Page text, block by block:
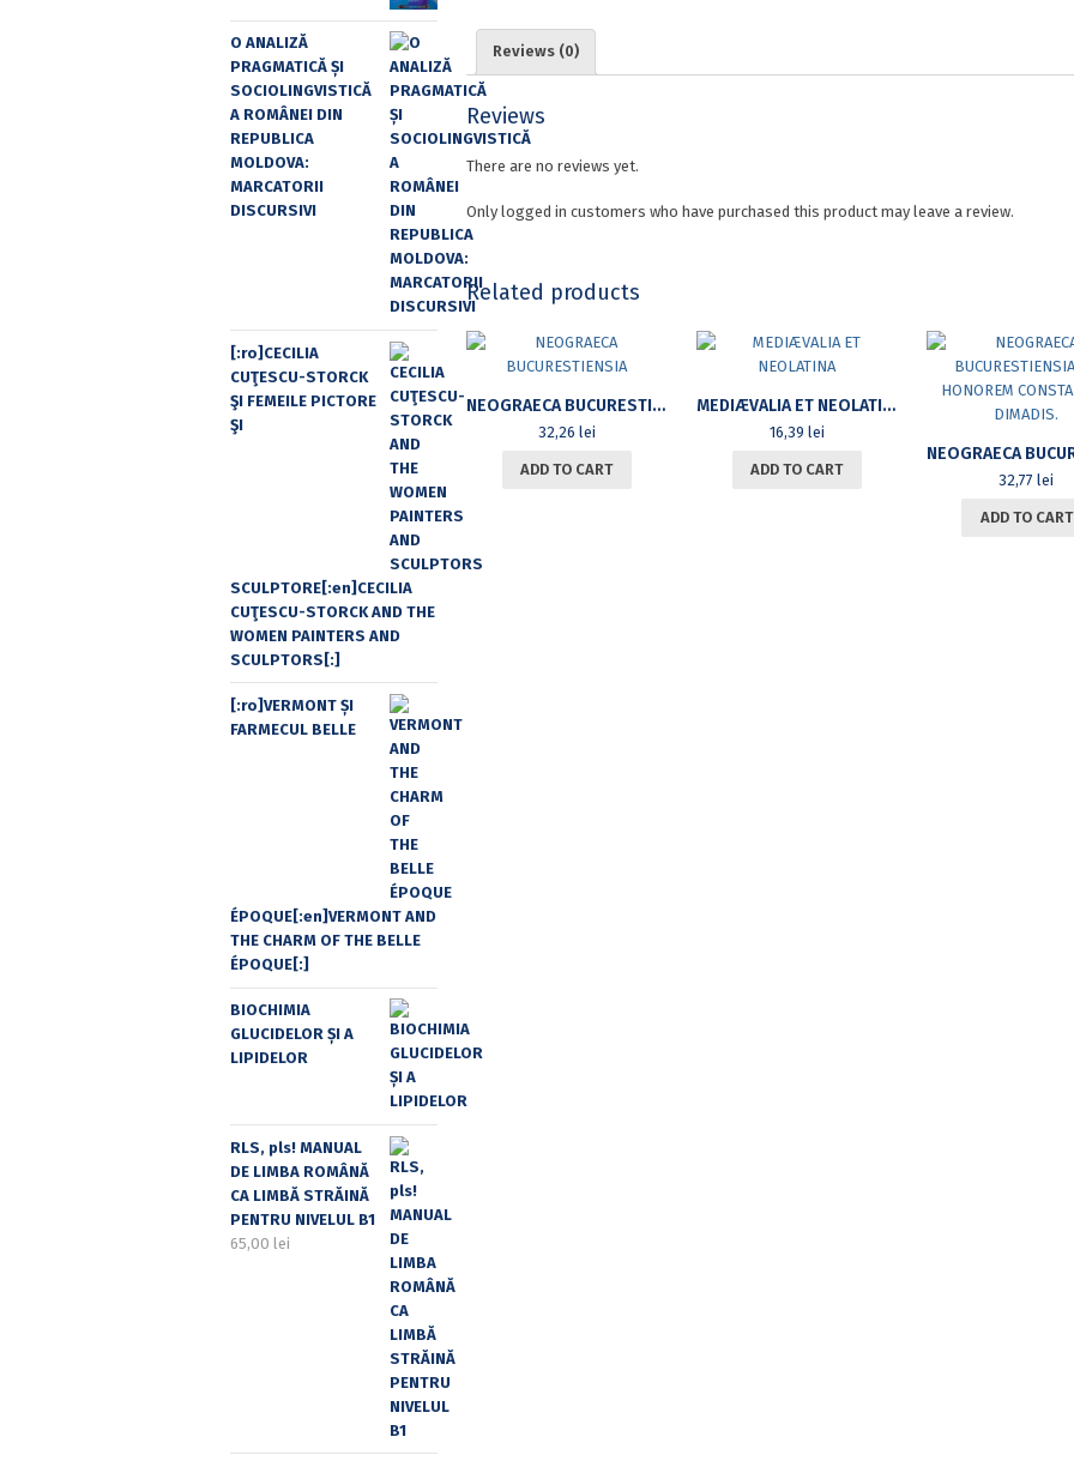
AL
Reviews (0)
Reviews
There are no reviews yet.
Only logged in customers who have purchased this product may leave a review.
Related products
NEOGRAECA BUCURESTIENSIA
32,26 lei
ADD TO CART
MEDIÆVALIA ET NEOLATINA
16,39 lei
ADD TO CART
32,77 lei
ADD TO CART
O ANALIZĂ
PRAGMATICĂ ȘI
SOCIOLINGVISTICĂ
A ROMÂNEI DIN
REPUBLICA
MOLDOVA:
MARCATORII
DISCURSIVI
[:ro]CECILIA
CUŢESCU-STORCK
ŞI FEMEILE PICTORE
ŞI
SCULPTORE[:en]CECILIA
CUŢESCU-STORCK AND THE
WOMEN PAINTERS AND
SCULPTORS[:]
[:ro]VERMONT ȘI
FARMECUL BELLE
ÉPOQUE[:en]VERMONT AND
THE CHARM OF THE BELLE
ÉPOQUE[:]
BIOCHIMIA
GLUCIDELOR ȘI A
LIPIDELOR
RLS, pls! MANUAL
DE LIMBA ROMÂNĂ
CA LIMBĂ STRĂINĂ
PENTRU NIVELUL B1
65,00 lei